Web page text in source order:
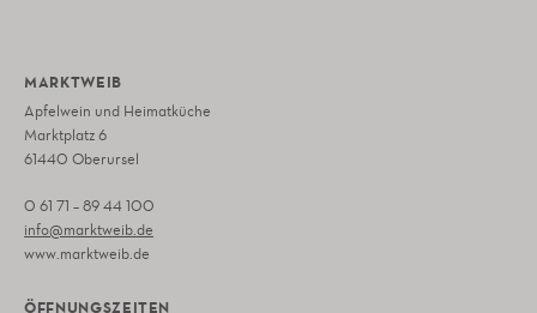
MARKTWEIB
Apfelwein und Heimatküche
Marktplatz 6
61440 Oberursel
0 61 71 – 89 44 100
info@marktweib.de
www.marktweib.de
ÖFFNUNGSZEITEN